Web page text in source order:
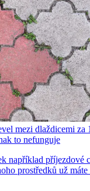
mezi dlaždicemi za
to nefunguje
například příjezdové
prostředků už máte